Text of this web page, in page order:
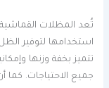
تُعد المظلات القماشية
استخدامها لتوفير
تتميز بخفة وزنها
جميع الاحتياجات.